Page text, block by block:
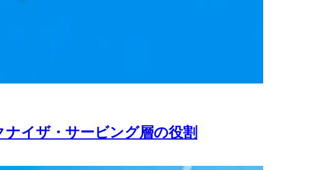
イザ・サービング層の役割